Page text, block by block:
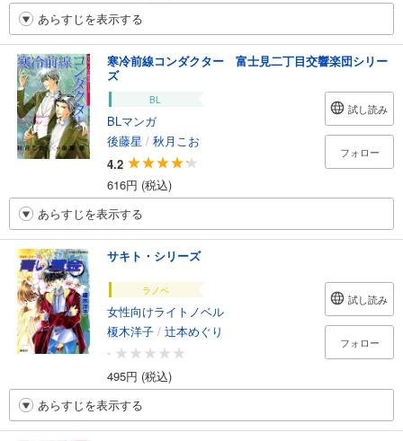
あらすじを表示する
寒冷前線コンダクター 富士見二丁目交響楽団シリー
ズ
BL
BLマンガ
後藤星 / 秋月こお
4.2
616円 (税込)
試し読み
フォロー
あらすじを表示する
サキト・シリーズ
ラノベ
女性向けライトノベル
榎木洋子 / 辻本めぐり
-
495円 (税込)
試し読み
フォロー
あらすじを表示する